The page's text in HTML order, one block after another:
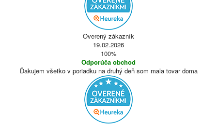
Overený zákazník
19.02.2026
100%
Odporúča obchod
Ďakujem všetko v poriadku na druhý deň som mala tovar doma